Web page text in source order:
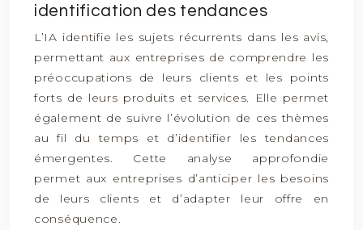
identification des tendances
L’IA identifie les sujets récurrents dans les avis,
permettant aux entreprises de comprendre les
préoccupations de leurs clients et les points
forts de leurs produits et services. Elle permet
également de suivre l’évolution de ces thèmes
au fil du temps et d’identifier les tendances
émergentes. Cette analyse approfondie
permet aux entreprises d’anticiper les besoins
de leurs clients et d’adapter leur offre en
conséquence.